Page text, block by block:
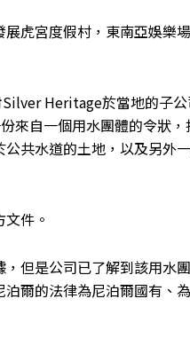
虎宮度假村，東南亞娛樂
Heritage於當地的子公
來自一個用水團體的令狀，
共水道的土地，以及另外
件。
但是公司已了解到該用水
爾的法律為尼泊爾國有、